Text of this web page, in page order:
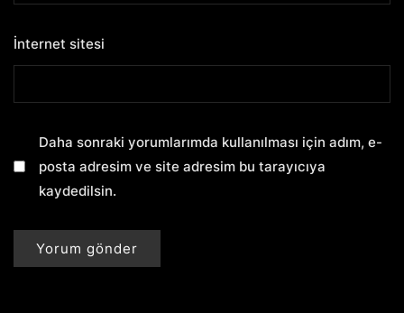
İnternet sitesi
Daha sonraki yorumlarımda kullanılması için adım, e-
posta adresim ve site adresim bu tarayıcıya
kaydedilsin.